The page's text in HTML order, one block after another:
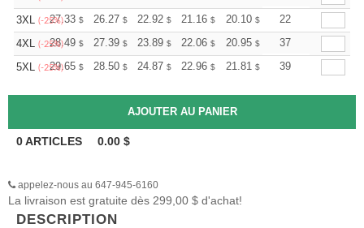
3XL (-25%)27.33 $ 26.27 $ 22.92 $ 21.16 $ 20.10 $ 19.75
22
4XL (-25%)28.49 $ 27.39 $ 23.89 $ 22.06 $ 20.95 $ 20.59
37
5XL (-25%)29.65 $ 28.50 $ 24.87 $ 22.96 $ 21.81 $ 21.43
39
0ARTICLES 0.00 $
appelez-nous au 647-945-6160
La livraison est gratuite dès 299,00 $ d'achat!
DESCRIPTION